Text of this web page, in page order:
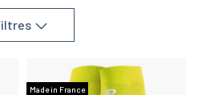
Made in France